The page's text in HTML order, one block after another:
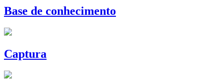
Base de conhecimento
Captura